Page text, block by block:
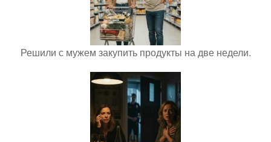
Решили с мужем закупить продукты на две недели.